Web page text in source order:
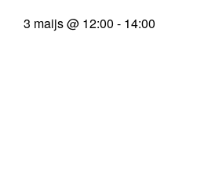
3 maijs@ 12:00 - 14:00